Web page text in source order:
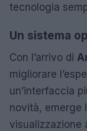
tecnologia
Un sistema
Con l’arrivo di
migliorare
un’interfaccia
novità, emerge
visualizzazione